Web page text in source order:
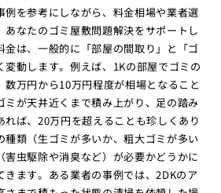
例を参考にしながら、料金相場や業者選
あなたのゴミ屋敷問題解決をサポートし
金は、一般的に「部屋の間取り」と「ゴ
変動します。例えば、1Kの部屋でゴミの
万円から10万円程度が相場となること
ミが天井近くまで積み上がり、足の踏み
ば、20万円を超えることも珍しくあり
種類（生ゴミが多いか、粗大ゴミが多い
害虫駆除や消臭など）が必要かどうかに
きます。ある業者の事例では、2DKのア